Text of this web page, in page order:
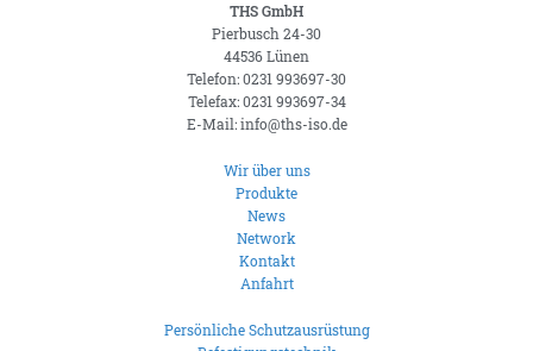
THS GmbH
Pierbusch 24-30
44536 Lünen
Telefon: 0231 993697-30
Telefax: 0231 993697-34
E-Mail: info@ths-iso.de
Wir über uns
Produkte
News
Network
Kontakt
Anfahrt
Persönliche Schutzausrüstung